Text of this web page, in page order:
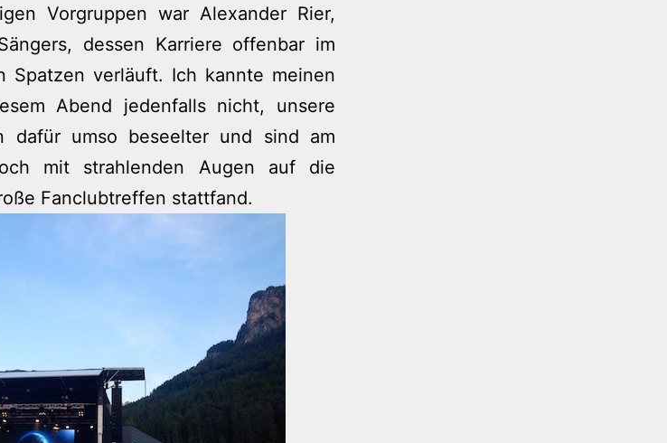
Vorgruppen war Alexander Rier,
dessen Karriere offenbar im
Spatzen verläuft. Ich kannte meinen
Abend jedenfalls nicht, unsere
dafür umso beseelter und sind am
mit strahlenden Augen auf die
Fanclubtreffen stattfand.